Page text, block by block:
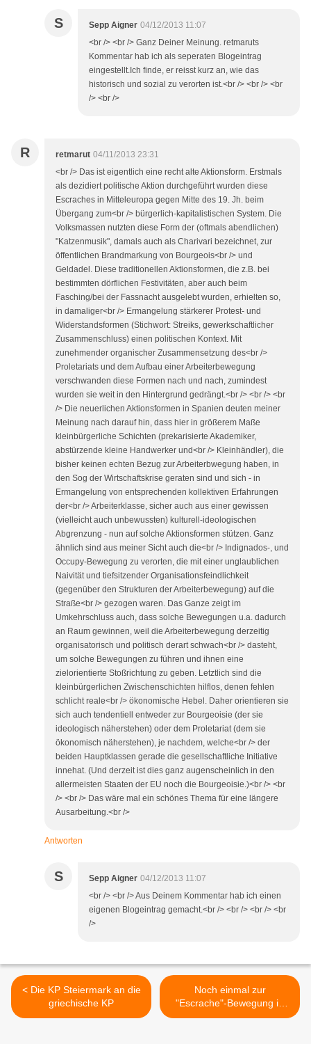
S Sepp Aigner 04/12/2013 11:07
<br /> <br /> Ganz Deiner Meinung. retmaruts
Kommentar hab ich als seperaten Blogeintrag
eingestellt.Ich finde, er reisst kurz an, wie das
historisch und sozial zu verorten ist.<br /> <br /> <br
/> <br />
R retmarut 04/11/2013 23:31
<br /> Das ist eigentlich eine recht alte Aktionsform. Erstmals
als dezidiert politische Aktion durchgeführt wurden diese
Escraches in Mitteleuropa gegen Mitte des 19. Jh. beim
Übergang zum<br /> bürgerlich-kapitalistischen System. Die
Volksmassen nutzten diese Form der (oftmals abendlichen)
"Katzenmusik", damals auch als Charivari bezeichnet, zur
öffentlichen Brandmarkung von Bourgeois<br /> und
Geldadel. Diese traditionellen Aktionsformen, die z.B. bei
bestimmten dörflichen Festivitäten, aber auch beim
Fasching/bei der Fassnacht ausgelebt wurden, erhielten so,
in damaliger<br /> Ermangelung stärkerer Protest- und
Widerstandsformen (Stichwort: Streiks, gewerkschaftlicher
Zusammenschluss) einen politischen Kontext. Mit
zunehmender organischer Zusammensetzung des<br />
Proletariats und dem Aufbau einer Arbeiterbewegung
verschwanden diese Formen nach und nach, zumindest
wurden sie weit in den Hintergrund gedrängt.<br /> <br /> <br
/> Die neuerlichen Aktionsformen in Spanien deuten meiner
Meinung nach darauf hin, dass hier in größerem Maße
kleinbürgerliche Schichten (prekarisierte Akademiker,
abstürzende kleine Handwerker und<br /> Kleinhändler), die
bisher keinen echten Bezug zur Arbeiterbwegung haben, in
den Sog der Wirtschaftskrise geraten sind und sich - in
Ermangelung von entsprechenden kollektiven Erfahrungen
der<br /> Arbeiterklasse, sicher auch aus einer gewissen
(vielleicht auch unbewussten) kulturell-ideologischen
Abgrenzung - nun auf solche Aktionsformen stützen. Ganz
ähnlich sind aus meiner Sicht auch die<br /> Indignados-, und
Occupy-Bewegung zu verorten, die mit einer unglaublichen
Naivität und tiefsitzender Organisationsfeindlichkeit
(gegenüber den Strukturen der Arbeiterbewegung) auf die
Straße<br /> gezogen waren. Das Ganze zeigt im
Umkehrschluss auch, dass solche Bewegungen u.a. dadurch
an Raum gewinnen, weil die Arbeiterbewegung derzeitig
organisatorisch und politisch derart schwach<br /> dasteht,
um solche Bewegungen zu führen und ihnen eine
zielorientierte Stoßrichtung zu geben. Letztlich sind die
kleinbürgerlichen Zwischenschichten hilflos, denen fehlen
schlicht reale<br /> ökonomische Hebel. Daher orientieren sie
sich auch tendentiell entweder zur Bourgeoisie (der sie
ideologisch näherstehen) oder dem Proletariat (dem sie
ökonomisch näherstehen), je nachdem, welche<br /> der
beiden Hauptklassen gerade die gesellschaftliche Initiative
innehat. (Und derzeit ist dies ganz augenscheinlich in den
allermeisten Staaten der EU noch die Bourgeoisie.)<br /> <br
/> <br /> Das wäre mal ein schönes Thema für eine längere
Ausarbeitung.<br />
Antworten
S Sepp Aigner 04/12/2013 11:07
<br /> <br /> Aus Deinem Kommentar hab ich einen
eigenen Blogeintrag gemacht.<br /> <br /> <br /> <br
/>
< Die KP Steiermark an die
griechische KP
Noch einmal zur
"Escrache"-Bewegung in
Spanien >